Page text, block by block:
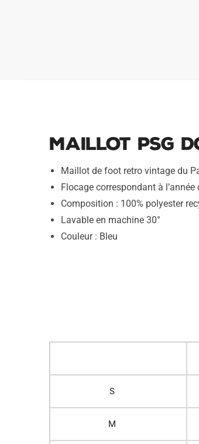
Maillot PSG
Maillot de foot retro vintage du
Flocage correspondant à
Composition : 100% polyester
Lavable en machine 30°
Couleur : Bleu
S
M